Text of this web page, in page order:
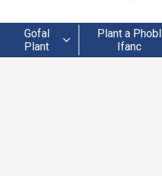
Gofal
Plant
Plant a Phobl
Ifanc